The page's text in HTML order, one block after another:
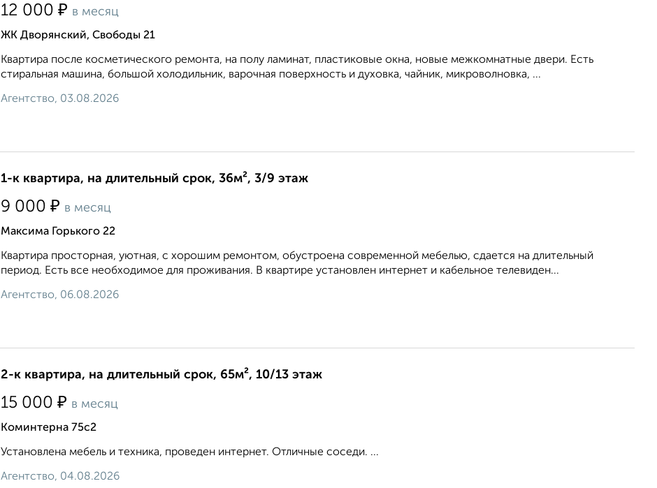
12 000 ₽ в месяц
ЖК Дворянский, Свободы 21
Квартира после косметического ремонта, на полу ламинат, пластиковые окна, новые межкомнатные двери. Есть
стиральная машина, большой холодильник, варочная поверхность и духовка, чайник, микроволновка, ...
Агентство, 03.08.2026
1-к квартира, на длительный срок, 36м², 3/9 этаж
9 000 ₽ в месяц
Максима Горького 22
Квартира просторная, уютная, с хорошим ремонтом, обустроена современной мебелью, сдается на длительный
период. Есть все необходимое для проживания. В квартире установлен интернет и кабельное телевиден...
Агентство, 06.08.2026
2-к квартира, на длительный срок, 65м², 10/13 этаж
15 000 ₽ в месяц
Коминтерна 75с2
Установлена мебель и техника, проведен интернет. Отличные соседи. ...
Агентство, 04.08.2026